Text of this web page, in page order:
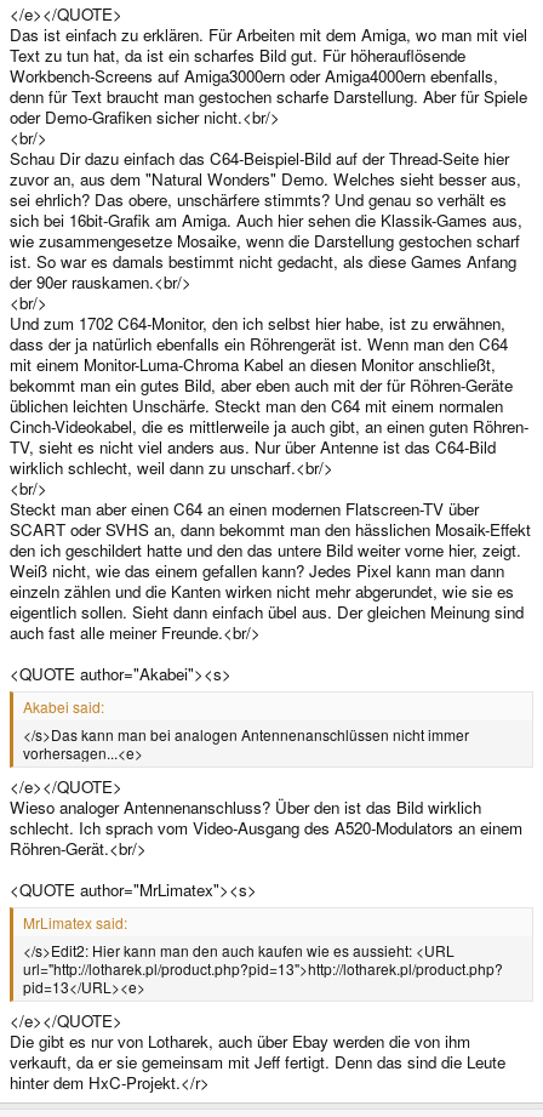
</e></QUOTE>
Das ist einfach zu erklären. Für Arbeiten mit dem Amiga, wo man mit viel
Text zu tun hat, da ist ein scharfes Bild gut. Für höherauflösende
Workbench-Screens auf Amiga3000ern oder Amiga4000ern ebenfalls,
denn für Text braucht man gestochen scharfe Darstellung. Aber für Spiele
oder Demo-Grafiken sicher nicht.<br/>
<br/>
Schau Dir dazu einfach das C64-Beispiel-Bild auf der Thread-Seite hier
zuvor an, aus dem "Natural Wonders" Demo. Welches sieht besser aus,
sei ehrlich? Das obere, unschärfere stimmts? Und genau so verhält es
sich bei 16bit-Grafik am Amiga. Auch hier sehen die Klassik-Games aus,
wie zusammengesetze Mosaike, wenn die Darstellung gestochen scharf
ist. So war es damals bestimmt nicht gedacht, als diese Games Anfang
der 90er rauskamen.<br/>
<br/>
Und zum 1702 C64-Monitor, den ich selbst hier habe, ist zu erwähnen,
dass der ja natürlich ebenfalls ein Röhrengerät ist. Wenn man den C64
mit einem Monitor-Luma-Chroma Kabel an diesen Monitor anschließt,
bekommt man ein gutes Bild, aber eben auch mit der für Röhren-Geräte
üblichen leichten Unschärfe. Steckt man den C64 mit einem normalen
Cinch-Videokabel, die es mittlerweile ja auch gibt, an einen guten Röhren-
TV, sieht es nicht viel anders aus. Nur über Antenne ist das C64-Bild
wirklich schlecht, weil dann zu unscharf.<br/>
<br/>
Steckt man aber einen C64 an einen modernen Flatscreen-TV über
SCART oder SVHS an, dann bekommt man den hässlichen Mosaik-Effekt
den ich geschildert hatte und den das untere Bild weiter vorne hier, zeigt.
Weiß nicht, wie das einem gefallen kann? Jedes Pixel kann man dann
einzeln zählen und die Kanten wirken nicht mehr abgerundet, wie sie es
eigentlich sollen. Sieht dann einfach übel aus. Der gleichen Meinung sind
auch fast alle meiner Freunde.<br/>
<QUOTE author="Akabei"><s>
Akabei said:
</s>Das kann man bei analogen Antennenanschlüssen nicht immer
vorhersagen...<e>
</e></QUOTE>
Wieso analoger Antennenanschluss? Über den ist das Bild wirklich
schlecht. Ich sprach vom Video-Ausgang des A520-Modulators an einem
Röhren-Gerät.<br/>
<QUOTE author="MrLimatex"><s>
MrLimatex said:
</s>Edit2: Hier kann man den auch kaufen wie es aussieht: <URL
url="http://lotharek.pl/product.php?pid=13">http://lotharek.pl/product.php?
pid=13</URL><e>
</e></QUOTE>
Die gibt es nur von Lotharek, auch über Ebay werden die von ihm
verkauft, da er sie gemeinsam mit Jeff fertigt. Denn das sind die Leute
hinter dem HxC-Projekt.</r>